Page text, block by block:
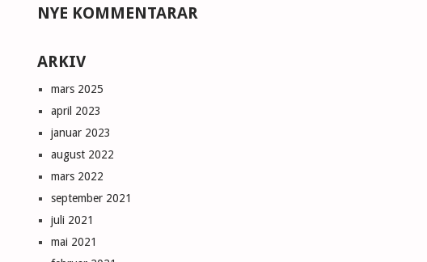
NYE KOMMENTARAR
ARKIV
mars 2025
april 2023
januar 2023
august 2022
mars 2022
september 2021
juli 2021
mai 2021